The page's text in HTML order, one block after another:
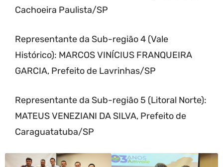
Cachoeira Paulista/SP
Representante da Sub-região 4 (Vale
Histórico): MARCOS VINÍCIUS FRANQUEIRA
GARCIA, Prefeito de Lavrinhas/SP
Representante da Sub-região 5 (Litoral Norte):
MATEUS VENEZIANI DA SILVA, Prefeito de
Caraguatatuba/SP